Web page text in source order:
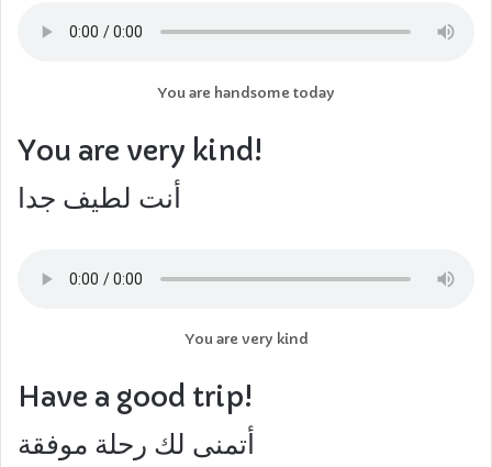
You are handsome today
You are very kind!
أنت لطيف جدا
You are very kind
Have a good trip!
أتمنى لك رحلة موفقة